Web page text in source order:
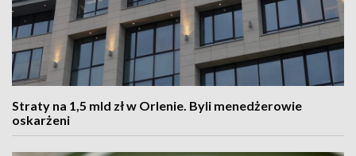
Straty na 1,5 mld zł w Orlenie. Byli menedżerowie
oskarżeni